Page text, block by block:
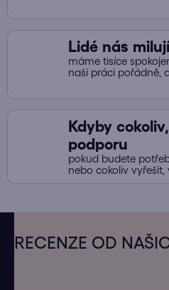
Lidé nás
máme tisíce
naši práci pořádně,
Kdyby
podporu
pokud budete
nebo cokoliv
RECENZE OD